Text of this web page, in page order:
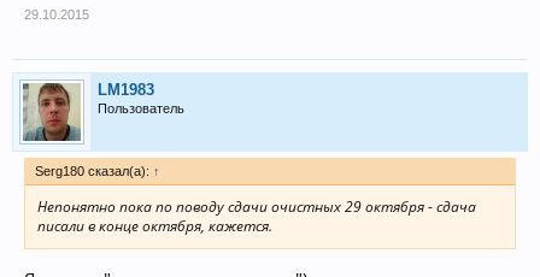
29.10.2015
LM1983
Пользователь
Serg180 сказал(а): ↑
Непонятно пока по поводу сдачи очистных 29 октября - сдача
писали в конце октября, кажется.